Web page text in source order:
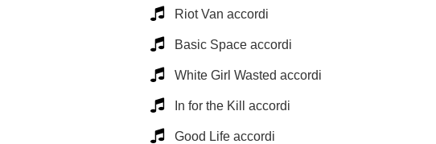
Riot Van accordi
Basic Space accordi
White Girl Wasted accordi
In for the Kill accordi
Good Life accordi